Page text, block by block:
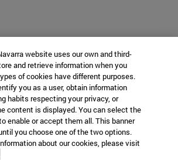
website uses our own and third-
and retrieve information when you
of cookies have different purposes.
you as a user, obtain information
habits respecting your privacy, or
content is displayed. You can select the
enable or accept them all. This banner
you choose one of the two options.
about our cookies, please visit